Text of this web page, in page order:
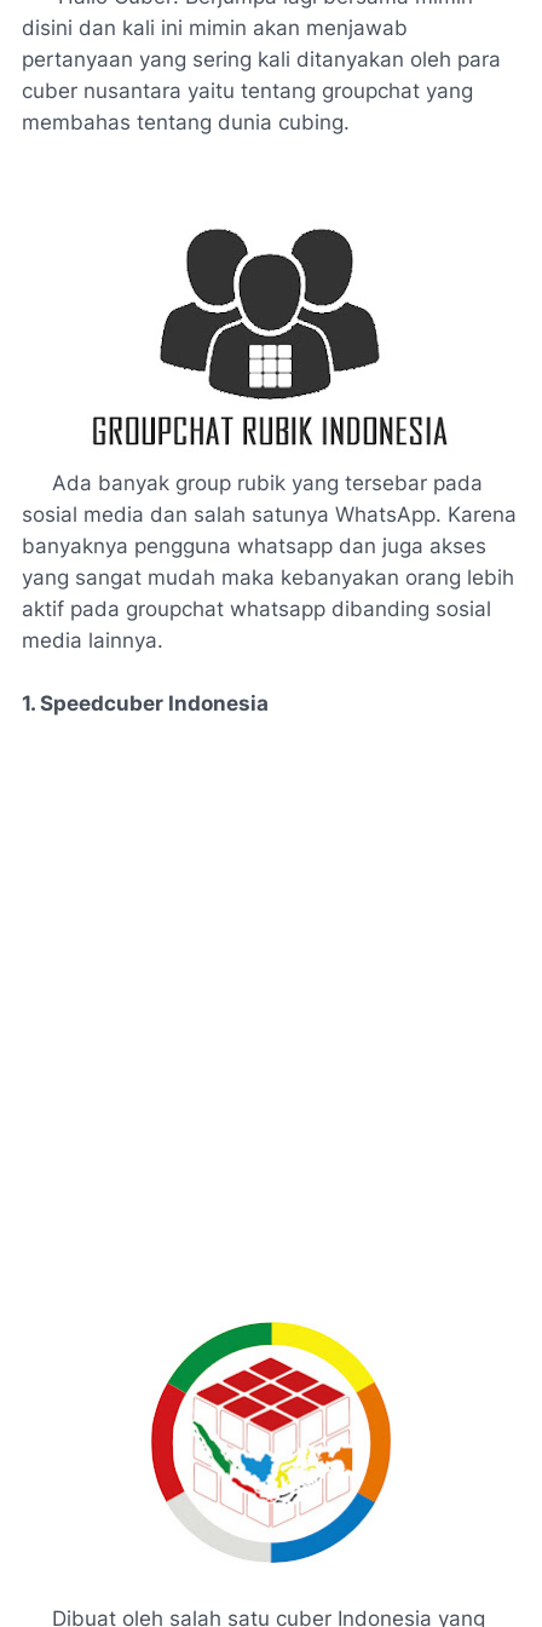
disini dan kali ini mimin akan menjawab
pertanyaan yang sering kali ditanyakan oleh para
cuber nusantara yaitu tentang groupchat yang
membahas tentang dunia cubing.
Ada banyak group rubik yang tersebar pada
sosial media dan salah satunya WhatsApp. Karena
banyaknya pengguna whatsapp dan juga akses
yang sangat mudah maka kebanyakan orang lebih
aktif pada groupchat whatsapp dibanding sosial
media lainnya.
1. Speedcuber Indonesia
Dibuat oleh salah satu cuber Indonesia yang